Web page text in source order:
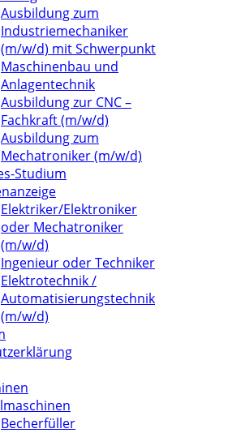
Ausbildung zum
Industriemechaniker
(m/w/d) mit Schwerpunkt
Maschinenbau und
Anlagentechnik
Ausbildung zur CNC –
Fachkraft (m/w/d)
Ausbildung zum
Mechatroniker (m/w/d)
Studium
Elektriker/Elektroniker
oder Mechatroniker
(m/w/d)
Ingenieur oder Techniker
Elektrotechnik /
Automatisierungstechnik
(m/w/d)
Becherfüller